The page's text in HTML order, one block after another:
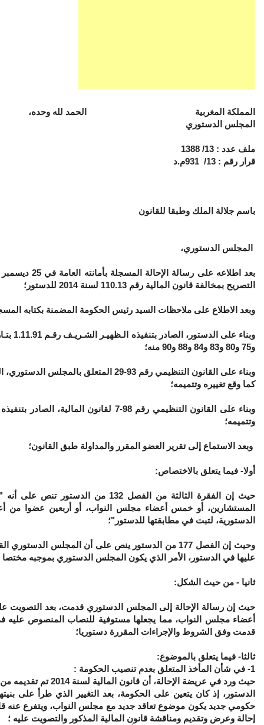
المملكة المغربية الحمد لله وحده،
المجلس الدستوري
ملف عدد : 13/
1388
قرار رقم : 13/
931م.د
باسم جلالة الملك وطبقا للقانون
المجلس الدستوري،
التصريح بمخالفة قانون المالية رقم 110.13 لسنة 2014 للدستور؛
وبعد الاطلاع على ملاحظات السيد رئيس الحكومة المضمنة بكتابه المسجل بنفس
و75 و80 و83 و84 و88 و90 منه؛
كما وقع تغييره وتتميمه؛
وتتميمه؛
وبعد الاستماع إلى تقرير العضو المقرر والمداولة طبق القانون؛
أولا- فيما يتعلق بالاختصاص:
حيث إن الفقرة الثالثة من الفصل
المستشارين، أو خمس أعضاء مجلس النواب، أو أربعين عضوا من
الدستورية، لتبت في مطابقتها للدستور"؛
وحيث إن الفصل 177 من الدستور ينص على أن المجلس
عليها في الدستور، الأمر الذي يكون المجلس الدستوري بموجبه مختصا بالبتّ في
ثانيا - من حيث الشكل:
قدمت وفق الشروط والإجراءات المقررة دستوريا؛
ثالثا- فيما يتعلق بالموضوع:
1- في شأن المأخذ المتعلق بعدم تنصيب الحكومة :
الدستور، إذ كان يتعين على الحكومة، بعد التغيير الذي طرأ على
حكومي جديد يكون موضوع تعاقد جديد مع مجلس النواب، ويتفرع عنه
إحالة وعرض وتقديم ومناقشة قانون المالية المذكور والتصويت عليه ؛